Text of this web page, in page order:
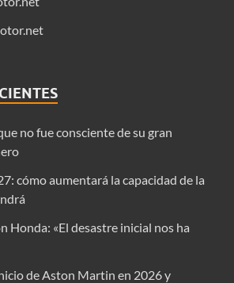
no fue consciente de su gran
cómo aumentará la capacidad de la
Honda: «El desastre inicial nos ha
de Aston Martin en 2026 y